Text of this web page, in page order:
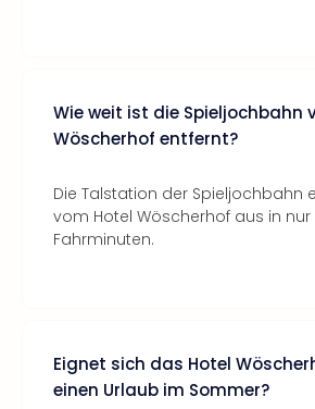
Wie weit ist die Spieljochbahn
Wöscherhof entfernt?
Die Talstation der Spieljochbahn
vom Hotel Wöscherhof aus in nur
Fahrminuten.
Eignet sich das Hotel
einen Urlaub im Sommer?